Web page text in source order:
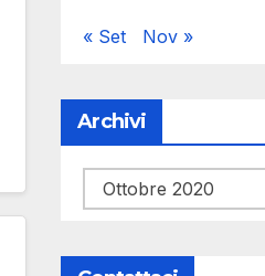
« Set Nov »
Archivi
Archivi